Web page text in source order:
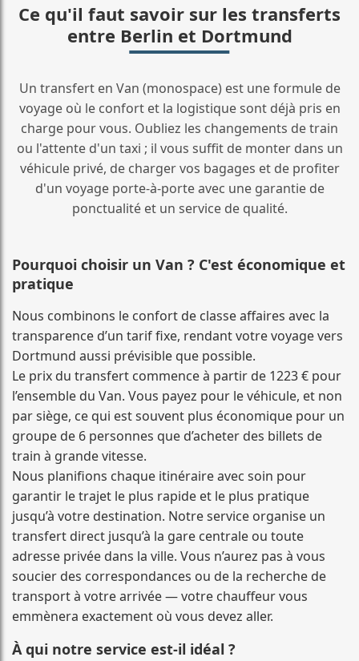
Ce qu'il faut savoir sur les transferts
entre Berlin et Dortmund
Un transfert en Van (monospace) est une formule de
voyage où le confort et la logistique sont déjà pris en
charge pour vous. Oubliez les changements de train
ou l'attente d'un taxi ; il vous suffit de monter dans un
véhicule privé, de charger vos bagages et de profiter
d'un voyage porte-à-porte avec une garantie de
ponctualité et un service de qualité.
Pourquoi choisir un Van ? C'est économique et
pratique
Nous combinons le confort de classe affaires avec la
transparence d’un tarif fixe, rendant votre voyage vers
Dortmund aussi prévisible que possible.
Le prix du transfert commence à partir de 1223 € pour
l’ensemble du Van. Vous payez pour le véhicule, et non
par siège, ce qui est souvent plus économique pour un
groupe de 6 personnes que d’acheter des billets de
train à grande vitesse.
Nous planifions chaque itinéraire avec soin pour
garantir le trajet le plus rapide et le plus pratique
jusqu’à votre destination. Notre service organise un
transfert direct jusqu’à la gare centrale ou toute
adresse privée dans la ville. Vous n’aurez pas à vous
soucier des correspondances ou de la recherche de
transport à votre arrivée — votre chauffeur vous
emmènera exactement où vous devez aller.
À qui notre service est-il idéal ?